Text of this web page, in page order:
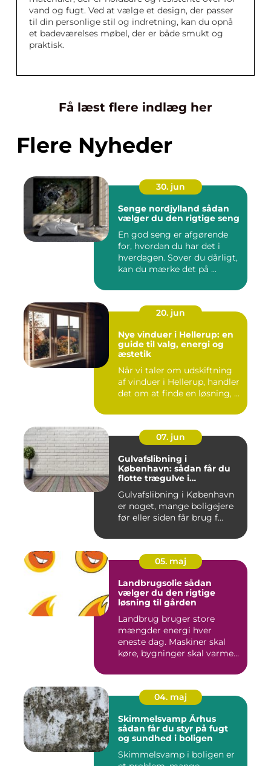
vand og fugt. Ved at vælge et design, der passer
til din personlige stil og indretning, kan du opnå
et badeværelses møbel, der er både smukt og
praktisk.
Få læst flere indlæg her
Flere Nyheder
30. jun
Senge nordjylland sådan
vælger du den rigtige seng
En god seng er afgørende
for, hvordan du har det i
hverdagen. Sover du dårligt,
kan du mærke det på ...
20. jun
Nye vinduer i Hellerup: en
guide til valg, energi og
æstetik
Når vi taler om udskiftning
af vinduer i Hellerup, handler
det om at finde en løsning, ...
07. jun
Gulvafslibning i
København: sådan får du
flotte trægulve i
Gulvafslibning i København
er noget, mange boligejere
før eller siden får brug f...
05. maj
Landbrugsolie sådan
vælger du den rigtige
løsning til gården
Landbrug bruger store
mængder energi hver
eneste dag. Maskiner skal
køre, bygninger skal varmes
04. maj
Skimmelsvamp Århus
sådan får du styr på fugt
og sundhed i boligen
Skimmelsvamp i boligen er